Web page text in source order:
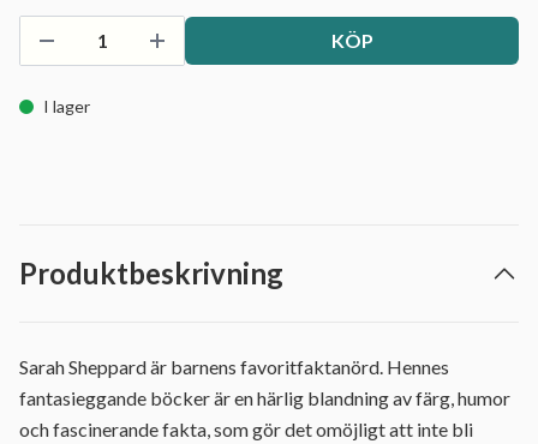
KÖP
I lager
Produktbeskrivning
Sarah Sheppard är barnens favoritfaktanörd. Hennes
fantasieggande böcker är en härlig blandning av färg, humor
och fascinerande fakta, som gör det omöjligt att inte bli